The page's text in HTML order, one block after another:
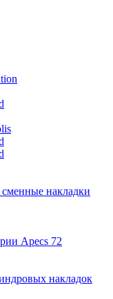
накладки
Apecs 72
накладок